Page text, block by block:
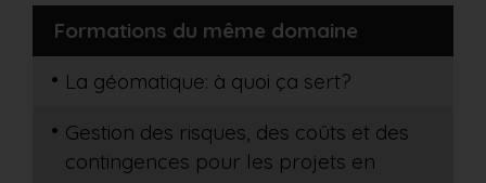
Formations du même domaine
La géomatique: à quoi ça sert?
Gestion des risques, des coûts et des
contingences pour les projets en